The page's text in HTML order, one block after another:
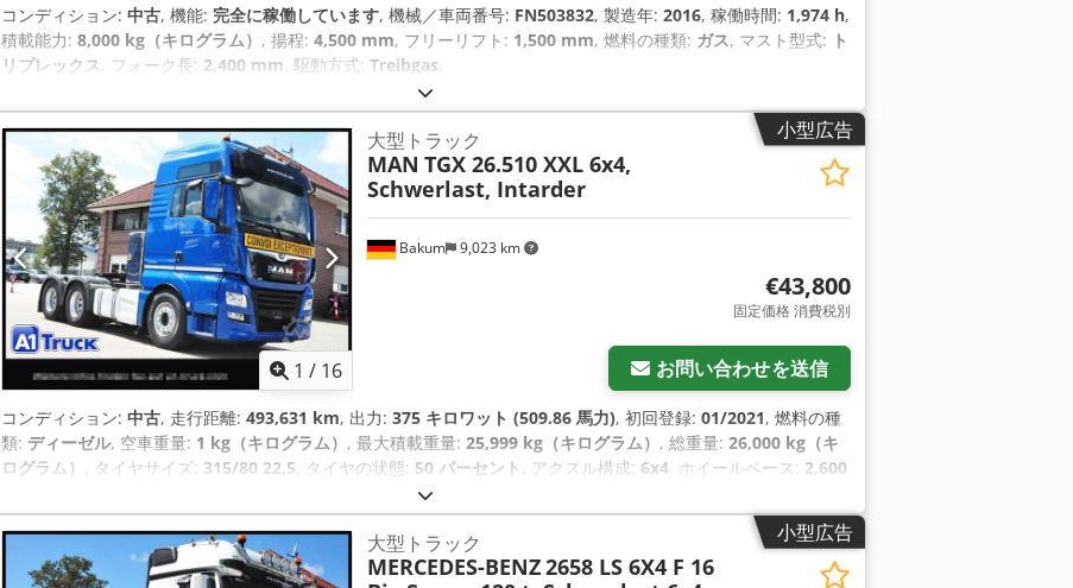
コンディション: 中古, 機能: 完全に稼働しています, 機械／車両番号: FN503832, 製造年: 2016, 稼働時間: 1,974 h,
積載能力: 8,000 kg（キログラム） , 揚程: 4,500 mm, フリーリフト: 1,500 mm, 燃料の種類: ガス, マスト型式: ト
リプレックス, フォーク長: 2,400 mm, 駆動方式: Treibgas,
小型広告
1 / 16
Bakum 9,023 km
大型トラック
MAN TGX 26.510 XXL 6x4,
Schwerlast, Intarder
€43,800
固定価格 消費税別
お問い合わせを送信
コンディション: 中古, 走行距離: 493,631 km, 出力: 375 キロワット (509.86 馬力), 初回登録: 01/2021, 燃料の種
類: ディーゼル, 空車重量: 1 kg（キログラム） , 最大積載重量: 25,999 kg（キログラム） , 総重量: 26,000 kg（キ
ログラム） , タイヤサイズ: 315/80 22,5, タイヤの状態: 50 パーセント , アクスル構成: 6x4, ホイールベース: 2,600
スリーパーキャブ
ペンション:スチール-エア, 製造年:2020, 稼働時間:493,631 h, フロントタイヤサイズ:315/80 22,5, 後輪タイヤ
サイズ:315/80 22,5, ベッド数:1, 装備:ABS（アンチロック・ブレーキ・システム）, すすフィルター, エアコン,
キャビン, クルーズコントロール, スポイラー, デファレンシャルロック, トラック登録, ナビゲーションシステム,
小型広告
大型トラック
MERCEDES-BENZ2658 LS 6X4 F 16